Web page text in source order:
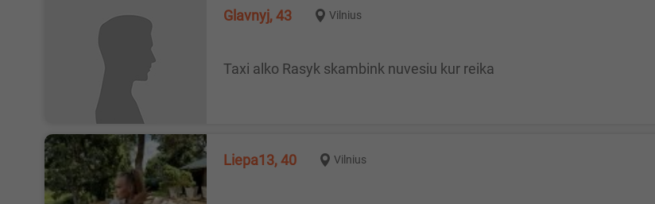
Glavnyj, 43 Vilnius
Taxi alko Rasyk skambink nuvesiu kur reika
Liepa13, 40 Vilnius